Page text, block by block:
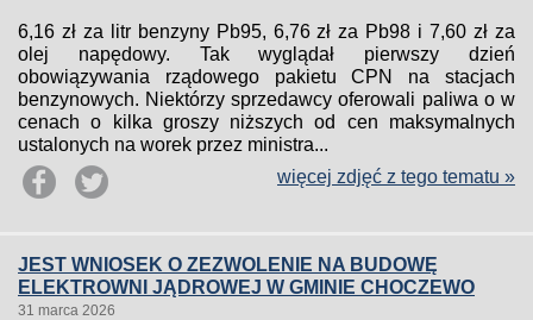
6,16 zł za litr benzyny Pb95, 6,76 zł za Pb98 i 7,60 zł za
olej napędowy. Tak wyglądał pierwszy dzień
obowiązywania rządowego pakietu CPN na stacjach
benzynowych. Niektórzy sprzedawcy oferowali paliwa o w
cenach o kilka groszy niższych od cen maksymalnych
ustalonych na worek przez ministra...
więcej zdjęć z tego tematu »
JEST WNIOSEK O ZEZWOLENIE NA BUDOWĘ
ELEKTROWNI JĄDROWEJ W GMINIE CHOCZEWO
31 marca 2026